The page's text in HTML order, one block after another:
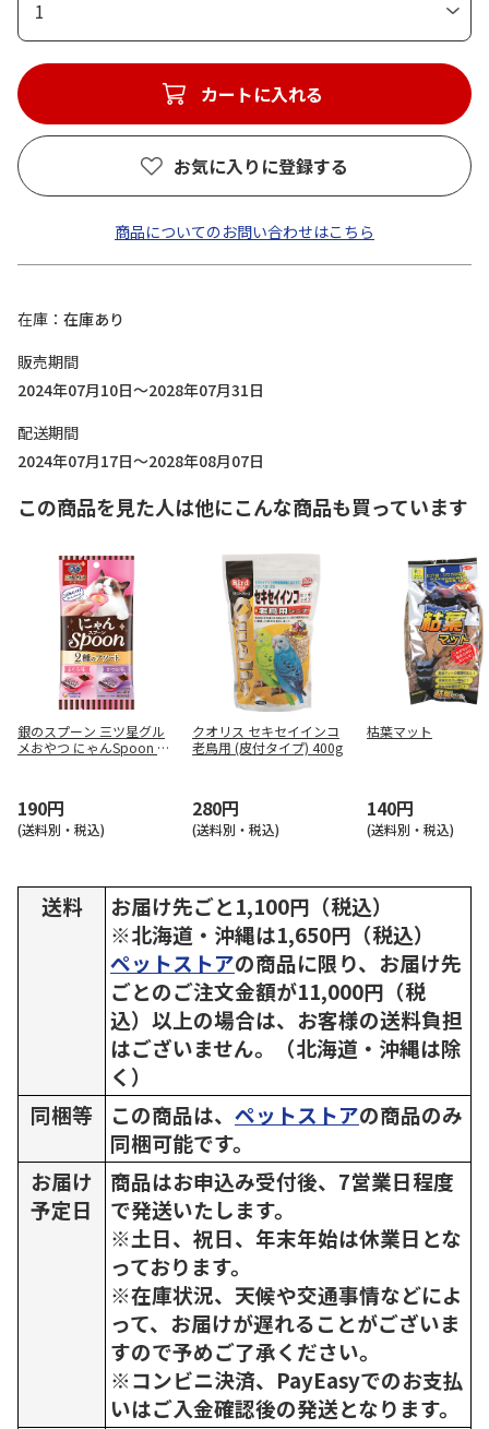
1
カートに入れる
お気に入りに登録する
商品についてのお問い合わせはこちら
在庫
在庫あり
販売期間
2024年07月10日～2028年07月31日
配送期間
2024年07月17日～2028年08月07日
この商品を見た人は他にこんな商品も買っています
銀のスプーン 三ツ星グル
メおやつ にゃんSpoon 2
190円
(送料別・税込)
クオリス セキセイインコ
老鳥用 (皮付タイプ) 400g
280円
(送料別・税込)
枯葉マット
140円
(送料別・税込)
送料
お届け先ごと1,100円（税込）
※北海道・沖縄は1,650円（税込）
ペットストアの商品に限り、お届け先
ごとのご注文金額が11,000円（税
込）以上の場合は、お客様の送料負担
はございません。（北海道・沖縄は除
く）
同梱等
この商品は、 ペットストアの商品のみ
同梱可能です。
お届け
予定日
商品はお申込み受付後、7営業日程度
で発送いたします。
※土日、祝日、年末年始は休業日とな
っております。
※在庫状況、天候や交通事情などによ
って、お届けが遅れることがございま
すので予めご了承ください。
※コンビニ決済、PayEasyでのお支払
いはご入金確認後の発送となります。